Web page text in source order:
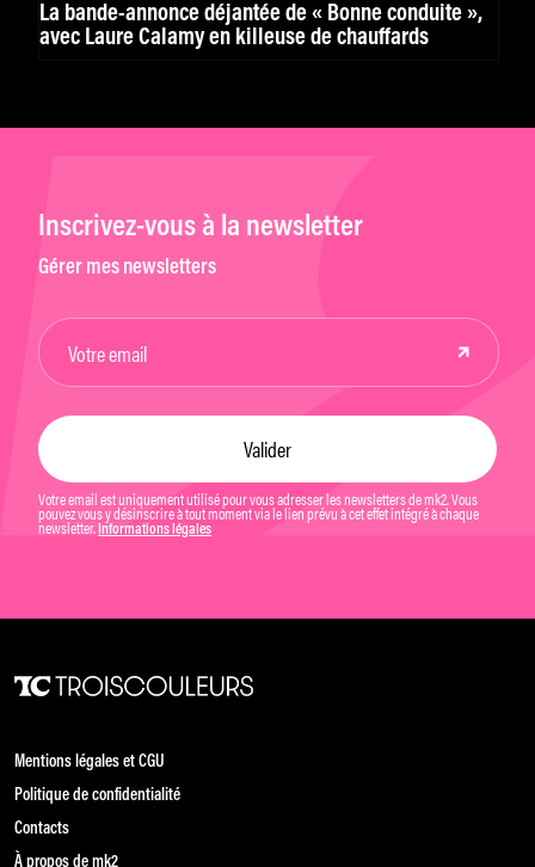
La bande-annonce déjantée de « Bonne conduite »,
avec Laure Calamy en killeuse de chauffards
Inscrivez-vous à la newsletter
Gérer mes newsletters
Votre email est uniquement utilisé pour vous adresser les newsletters de mk2. Vous
pouvez vous y désinscrire à tout moment via le lien prévu à cet effet intégré à chaque
newsletter. Informations légales
Mentions légales et CGU
Politique de confidentialité
Contacts
À propos de mk2